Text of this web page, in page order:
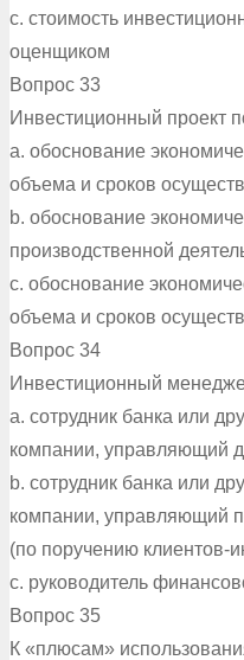
c. стоимость
оценщиком
Вопрос 33
Инвестиционный проект
a. обоснование
объема и сроков
b. обоснование
производственной
c. обоснование
объема и сроков
Вопрос 34
Инвестиционный
a. сотрудник банка или
компании, управляющий
b. сотрудник банка или
компании, управляющий
(по поручению клиентов-
c. руководитель
Вопрос 35
К «плюсам»